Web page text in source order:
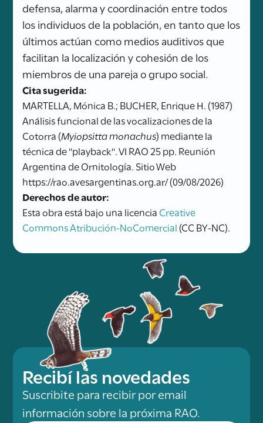
defensa, alarma y coordinación entre todos
los individuos de la población, en tanto que los
últimos actúan como medios auditivos que
facilitan la localización y cohesión de los
miembros de una pareja o grupo social.
Cita sugerida:
MARTELLA, Mónica B.; BUCHER, Enrique H. (1987)
Análisis funcional de las vocalizaciones de la
Cotorra (Myiopsitta monachus) mediante la
técnica de "playback". VI RAO 25 pp. Reunión
Argentina de Ornitología. Sitio Web
https://rao.avesargentinas.org.ar/ (09/08/2026)
Derechos de autor:
Esta obra está bajo una licencia Creative
Commons Atribución-NoComercial(CC BY-NC).
Recibí las novedades
Suscribite para recibir por email
información sobre la próxima RAO.